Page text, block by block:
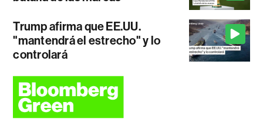
Trump afirma que EE.UU.
"mantendrá el estrecho" y lo
controlará